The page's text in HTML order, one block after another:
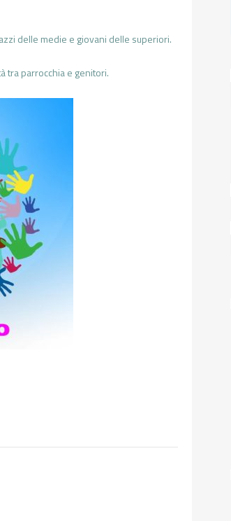
delle medie e giovani delle superiori.
tra parrocchia e genitori.